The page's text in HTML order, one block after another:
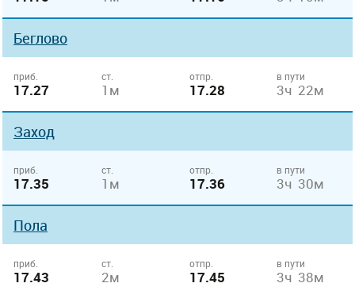
Беглово
приб.
17.27
ст.
1м
отпр.
17.28
в пути
3ч 22м
Заход
приб.
17.35
ст.
1м
отпр.
17.36
в пути
3ч 30м
Пола
приб.
17.43
ст.
2м
отпр.
17.45
в пути
3ч 38м